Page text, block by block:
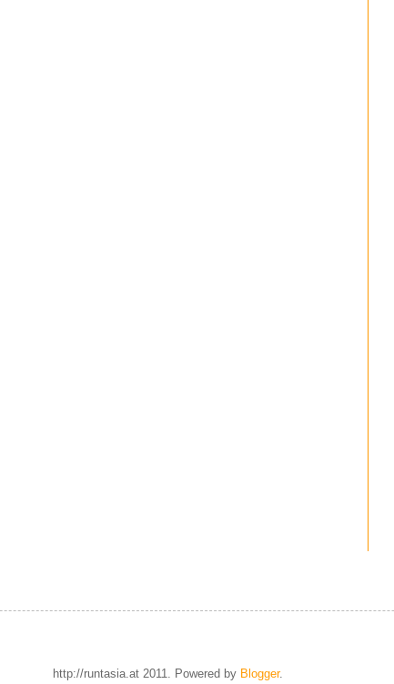
http://runtasia.at 2011. Powered by Blogger.